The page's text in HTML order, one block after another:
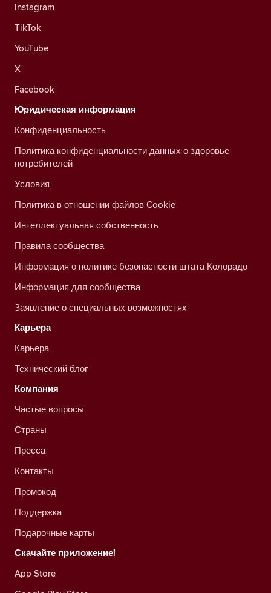
Instagram
TikTok
YouTube
X
Facebook
Юридическая информация
Конфиденциальность
Политика конфиденциальности данных о здоровье
потребителей
Условия
Политика в отношении файлов Cookie
Интеллектуальная собственность
Правила сообщества
Информация о политике безопасности штата Колорадо
Информация для сообщества
Заявление о специальных возможностях
Карьера
Карьера
Технический блог
Компания
Частые вопросы
Страны
Пресса
Контакты
Промокод
Поддержка
Подарочные карты
Скачайте приложение!
App Store